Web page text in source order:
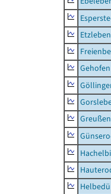
Etzleben
Gehofen